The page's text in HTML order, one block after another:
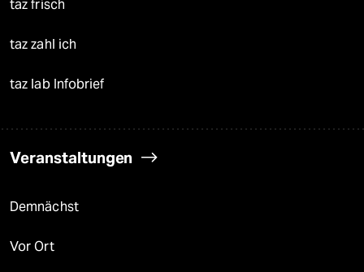
taz frisch
taz zahl ich
taz lab Infobrief
Veranstaltungen
Demnächst
Vor Ort